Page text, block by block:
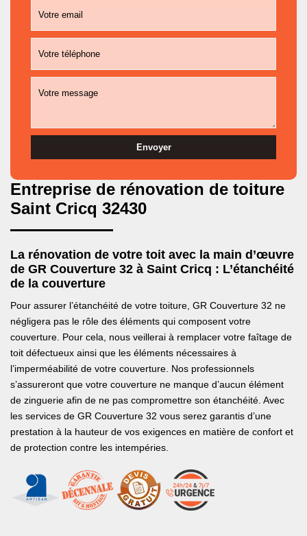
Entreprise de rénovation de toiture
Saint Cricq 32430
La rénovation de votre toit avec la main d’œuvre
de GR Couverture 32 à Saint Cricq : L’étanchéité
de la couverture
Pour assurer l’étanchéité de votre toiture, GR Couverture 32 ne
négligera pas le rôle des éléments qui composent votre
couverture. Pour cela, nous veillerai à remplacer votre faîtage de
toit défectueux ainsi que les éléments nécessaires à
l’imperméabilité de votre couverture. Nos professionnels
s’assureront que votre couverture ne manque d’aucun élément
de zinguerie afin de ne pas compromettre son étanchéité. Avec
les services de GR Couverture 32 vous serez garantis d’une
prestation à la hauteur de vos exigences en matière de confort et
de protection contre les intempéries.